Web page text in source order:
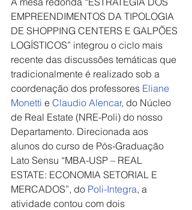
EMPREENDIMENTOS DA TIPOLOGIA
DE SHOPPING CENTERS E GALPÕES
LOGÍSTICOS” integrou o ciclo mais
recente das discussões temáticas que
tradicionalmente é realizado sob a
coordenação dos professores Eliane
Monetti e Claudio Alencar, do Núcleo
de Real Estate (NRE-Poli) do nosso
Departamento. Direcionada aos
alunos do curso de Pós-Graduação
Lato Sensu “MBA-USP – REAL
ESTATE: ECONOMIA SETORIAL E
MERCADOS”, do Poli-Integra, a
atividade contou com dois